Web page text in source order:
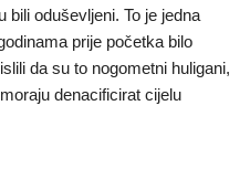
bili oduševljeni. To je jedna
prije početka bilo
da su to nogometni huligani,
denacificirat cijelu